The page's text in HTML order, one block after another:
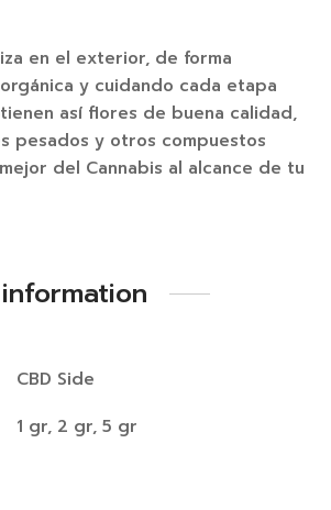
en el exterior, de forma
y cuidando cada etapa
así flores de buena calidad,
pesados y otros compuestos
del Cannabis al alcance de tu
CBD Side
1 gr, 2 gr, 5 gr